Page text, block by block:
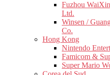
Fuzhou
Ltd.
Winsen /
Co.
Hong Kong
Nintendo
Famicom &
Super Mario